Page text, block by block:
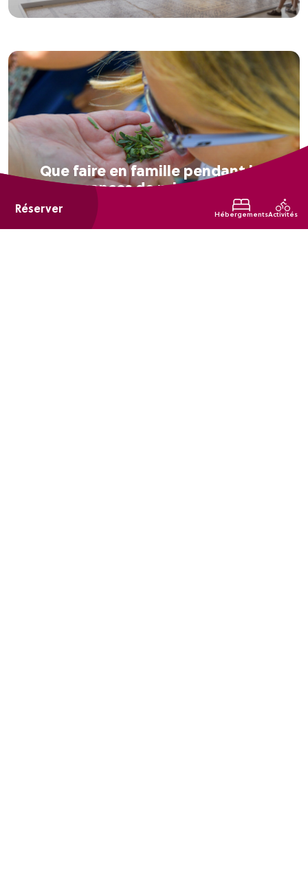
Réserver HébergementsActivités
Que faire en famille pendant les
vacances de printemps ?